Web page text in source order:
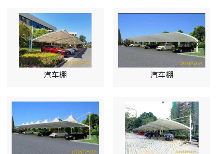
汽车棚 汽车棚